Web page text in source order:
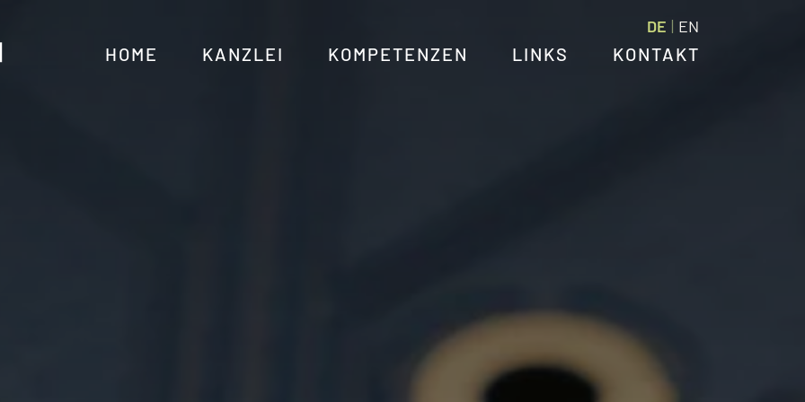
DE EN
HOME KANZLEI KOMPETENZEN LINKS KONTAKT